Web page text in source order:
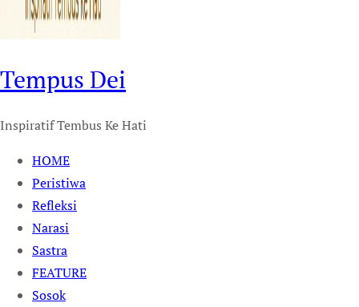
Tempus Dei
Inspiratif Tembus Ke Hati
HOME
Peristiwa
Refleksi
Narasi
Sastra
FEATURE
Sosok